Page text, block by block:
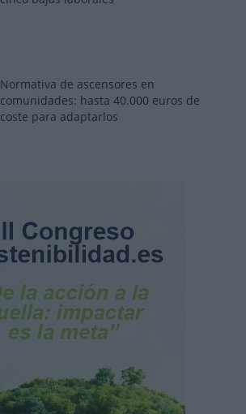
Normativa de ascensores en
comunidades: hasta 40.000 euros de
coste para adaptarlos